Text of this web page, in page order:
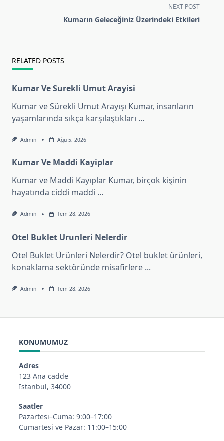
text">Page</span>
NEXT POST
Kumarın Geleceğiniz Üzerindeki Etkileri
RELATED POSTS
Kumar Ve Surekli Umut Arayisi
Kumar ve Sürekli Umut Arayışı Kumar, insanların
yaşamlarında sıkça karşılaştıkları ...
Admin Ağu 5, 2026
Kumar Ve Maddi Kayiplar
Kumar ve Maddi Kayıplar Kumar, birçok kişinin
hayatında ciddi maddi ...
Admin Tem 28, 2026
Otel Buklet Urunleri Nelerdir
Otel Buklet Ürünleri Nelerdir? Otel buklet ürünleri,
konaklama sektöründe misafirlere ...
Admin Tem 28, 2026
KONUMUMUZ
Adres
123 Ana cadde
İstanbul, 34000
Saatler
Pazartesi–Cuma: 9:00–17:00
Cumartesi ve Pazar: 11:00–15:00